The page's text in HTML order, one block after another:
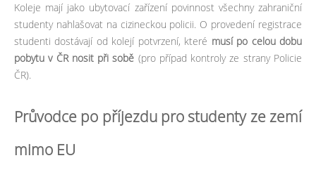
Koleje mají jako ubytovací zařízení povinnost všechny zahraniční
studenty nahlašovat na cizineckou policii. O provedení registrace
studenti dostávají od kolejí potvrzení, které musí po celou dobu
pobytu v ČR nosit při sobě (pro případ kontroly ze strany Policie
ČR).
Průvodce po příjezdu pro studenty ze zemí
mimo EU